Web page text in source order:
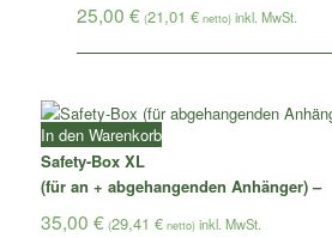
25,00 € (21,01 €netto)
Safety-Box XL
(für an + abgehangenden Anhänger) –
35,00€ (29,41€ netto)
In den Warenkorb